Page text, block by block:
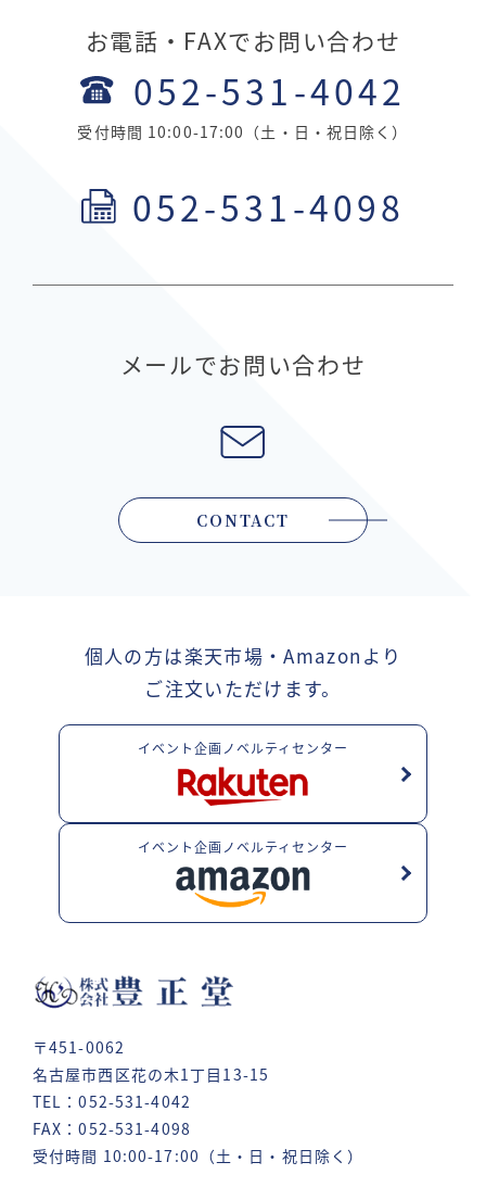
お電話・FAXでお問い合わせ
052-531-4042
受付時間 10:00-17:00（土・日・祝日除く）
052-531-4098
メールでお問い合わせ
CONTACT
〒451-0062
名古屋市西区花の木1丁目13-15
TEL：052-531-4042
FAX：052-531-4098
受付時間 10:00-17:00（土・日・祝日除く）
個人の方は楽天市場・Amazonより
ご注文いただけます。
イベント企画ノベルティセンター
イベント企画ノベルティセンター